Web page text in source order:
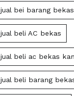
jual bei barang
jual beli AC bekas
jual beli ac bekas
jual beli barang